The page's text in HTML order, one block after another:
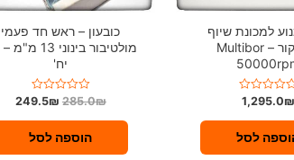
למכונת שיוף
לפדיקור Multibor –
ד
1,295.0₪
לסל
כובעון – ראש חד פעמי
יח'
ד
ר
0
מ
285.0₪
249.5₪
הוספה לסל